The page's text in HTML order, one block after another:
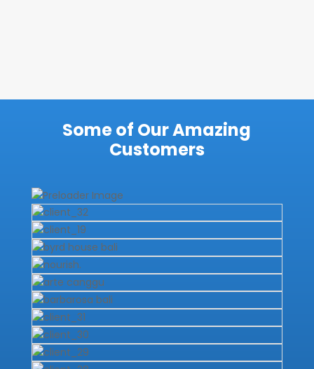
Some of Our Amazing
Customers